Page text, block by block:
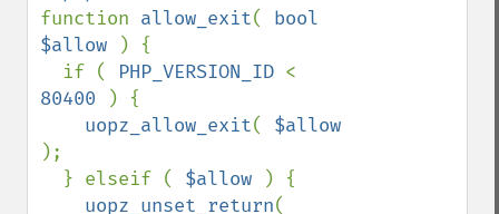
function allow_exit( bool
$allow
) {
  if (
PHP_VERSION_ID
80400
) {
uopz_allow_exit(
);
  } elseif (
$allow
) {
uopz_unset_return